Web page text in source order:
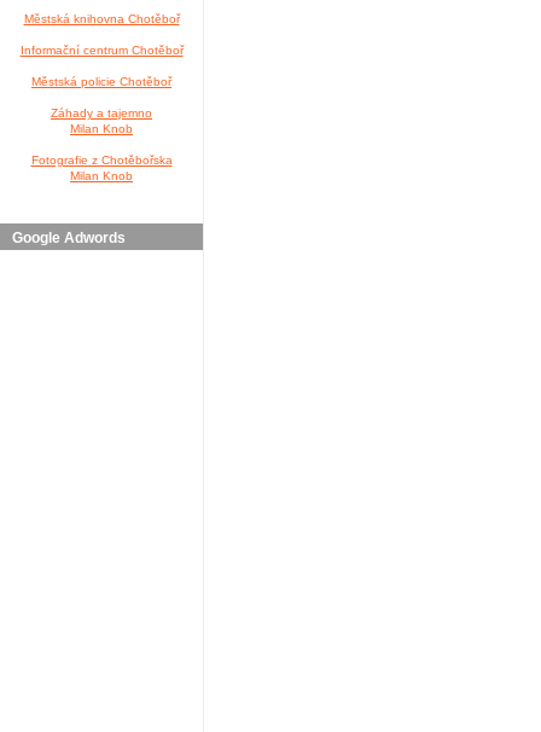
Městská knihovna Chotěboř
Informační centrum Chotěboř
Městská policie Chotěboř
Záhady a tajemno
Milan Knob
Fotografie z Chotěbořska
Milan Knob
Google Adwords